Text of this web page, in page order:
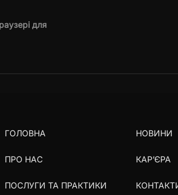
для
ГОЛОВНА
ПРО НАС
ПОСЛУГИ ТА ПРАКТИКИ
НОВИНИ
КАР’ЄРА